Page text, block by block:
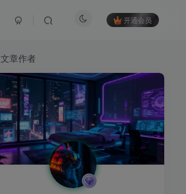
开通会员
文章作者